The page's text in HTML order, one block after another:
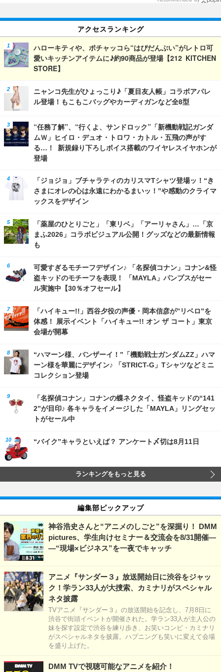
アクセスランキング
ハローキティや、ポチャッコら“はぴだんぶい”がレトロ可
愛いキッチンアイテムに♪約90商品が登場【212 KITCHEN
STORE】
ニャンコ先生がひょっこり♪「夏目友人帳」コラボアパレ
ル登場！もこもこバッグやカーディガンなど全8型
“任務了解”、“行くよ、サンドロック”「新機動戦記ガンダ
ムＷ」ヒイロ・デュオ・トロワ・カトル・五飛の声がす
る…！ 新規録り下ろしボイス搭載のワイヤレスイヤホンが
登場
「ジョジョ」ブチャラティのカリスマTシャツ登場ッ！“き
さまにオレの心は永遠にわかるまいッ！”や感動のクライマ
ックスをデザイン
「薬屋のひとりごと」「東リベ」「アーリャさん」…「京
まふ2026」コラボビジュアル公開！グッズなどの最新情報
も
可愛すぎるモチーフデザイン♪ 「名探偵コナン」コナン&怪
盗キッドのモチーフを表現！ 「MAYLA」パンプスがセー
ル実施中【30％オフセール】
「ハイキュー!!」西谷夕役の声優・岡本信彦が”リベロ”を
体感！ 展示イベント「ハイキュー!! オン ザ コート」東京
会場が開幕
“ハマーン様、バンザーイ！”「機動戦士ガンダムZZ」ハマ
ーン様を華麗にデザイン♪ 「STRICT-G」Tシャツなどミニ
コレクション登場
「名探偵コナン」コナンの蝶ネクタイ、怪盗キッドの“141
2”が目印♪ 各キャラをイメージした「MAYLA」リングセッ
トがセール中
“バイク”キャラといえば？ アンケート〆切は8月11日
ランキングをもっと見る
編集部ピックアップ
神谷浩史さんと“アニメのしごと”を深掘り！ DMM
pictures、学生向けセミナー＆交流会を8/31開催―
―“現場×ビジネス”を一夜でキャッチ
アニメ『サンダー３』放送開始日に渋谷をジャッ
ク！学ラン33人が大捜索、カミナリがスペシャル
ネタ披露
TVアニメ『サンダー３』の放送開始を記念し、7月8日に
渋谷で街頭イベントが開催された。学ラン33人が主人公の
妹を探す設定で渋谷を練り歩き、お笑いコンビ・カミナリ
がスペシャルネタを披露。ハプニングも笑いに変えて会場
を盛り上げた。
DMM TVで視聴可能なアニメを紹介！